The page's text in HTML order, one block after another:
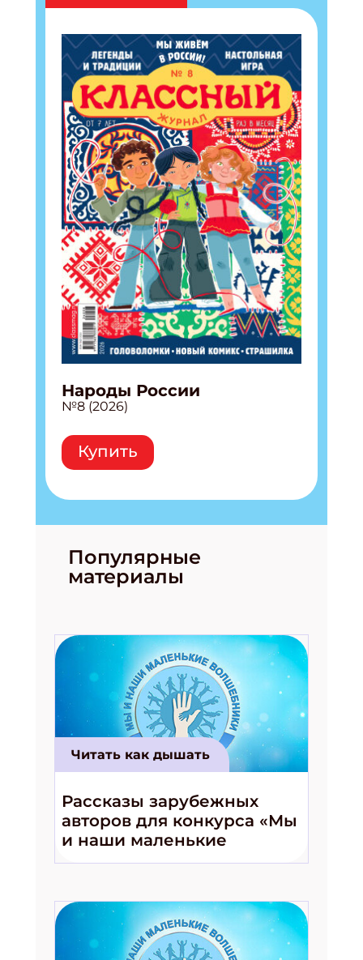
Народы России
№8 (2026)
Купить
Популярные
материалы
Читать как дышать
Рассказы зарубежных
авторов для конкурса «Мы
и наши маленькие
волшебники!»